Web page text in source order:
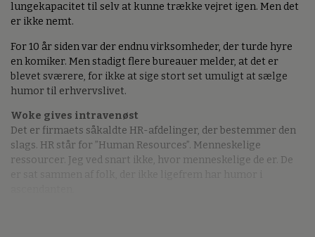
lungekapacitet til selv at kunne trække vejret igen. Men det
er ikke nemt.
For 10 år siden var der endnu virksomheder, der turde hyre
en komiker. Men stadigt flere bureauer melder, at det er
blevet sværere, for ikke at sige stort set umuligt at sælge
humor til erhvervslivet.
Woke gives intravenøst
Det er firmaets såkaldte HR-afdelinger, der bestemmer den
slags. HR står for ”Human Resources”. Menneskelige
ressourcer. Jeg ved snart ikke, hvor menneskelige de er. De